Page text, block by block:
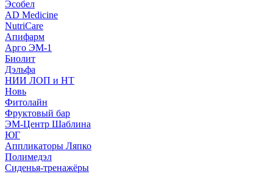
Эсобел
AD Medicine
NutriCare
Апифарм
Арго ЭМ-1
Биолит
Дэльфа
НИИ ЛОП и НТ
Новь
Фитолайн
Фруктовый бар
ЭМ-Центр Шаблина
ЮГ
Аппликаторы Ляпко
Полимедэл
Сиденья-тренажёры